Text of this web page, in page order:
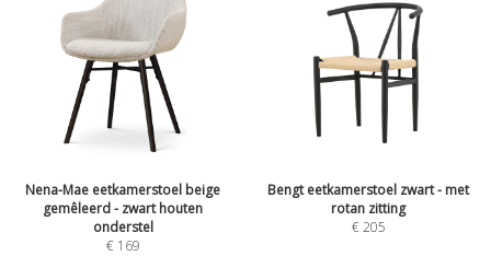
Nena-Mae eetkamerstoel beige
gemêleerd - zwart houten
onderstel
€ 169
Bengt eetkamerstoel zwart - met
rotan zitting
€205